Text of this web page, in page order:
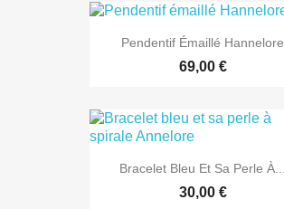
Pendentif Émaillé Hannelore
69,00 €
Bracelet Bleu Et Sa Perle À...
30,00 €